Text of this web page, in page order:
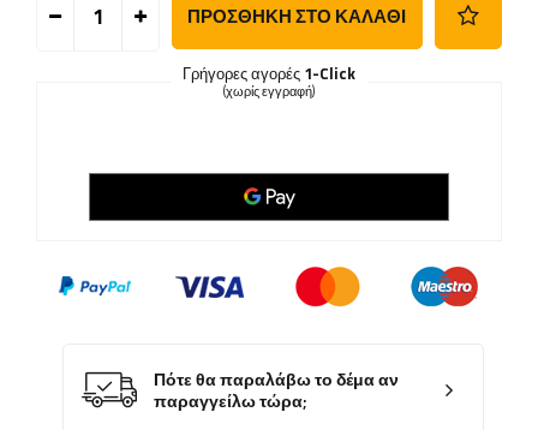
ΠΡΟΣΘΉΚΗ ΣΤΟ ΚΑΛΆΘΙ
Γρήγορες αγορές 1-Click
(χωρίς εγγραφή)
Πότε θα παραλάβω το δέμα αν
παραγγείλω τώρα;